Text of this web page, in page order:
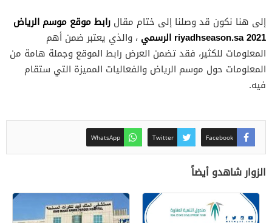
إلى هنا نكون قد وصلنا إلى ختام مقال رابط موقع موسم الرياض
2021
riyadhseason.sa الرسمي ، والذي يعتبر ضمن أهم
المعلومات للكثير، فقد تضمن العرض رابط الموقع وجملة هامة من
المعلومات حول موسم الرياض والفعاليات المميزة التي ستقام
فيه.
Facebook
Twitter
WhatsApp
الزوار شاهدو أيضاً